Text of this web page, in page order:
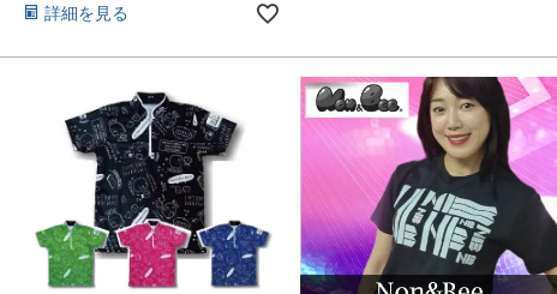
詳細を見る